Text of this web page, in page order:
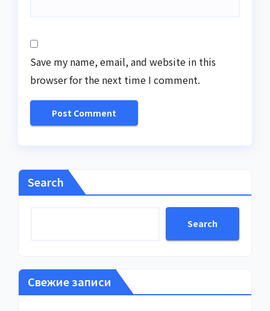
Save my name, email, and website in this
browser for the next time I comment.
Search
Search
Свежие записи